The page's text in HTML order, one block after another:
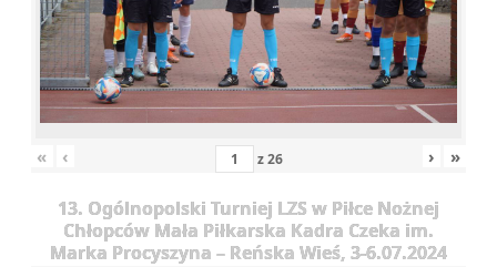
« ‹ z26 › »
13. Ogólnopolski Turniej LZS w Piłce Nożnej
Chłopców Mała Piłkarska Kadra Czeka im.
Marka Procyszyna – Reńska Wieś, 3-6.07.2024